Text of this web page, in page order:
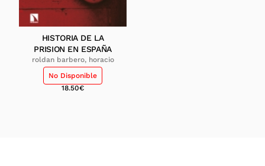
HISTORIA DE LA
PRISION EN ESPAÑA
roldan barbero, horacio
No Disponible
18.50€